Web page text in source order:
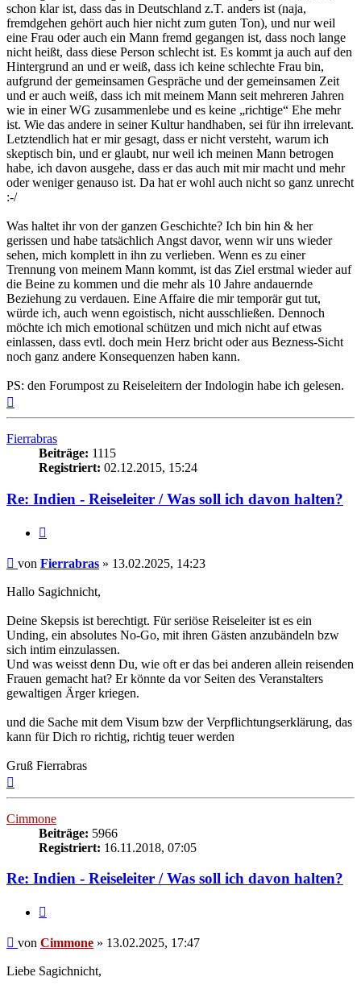
schon klar ist, dass das in Deutschland z.T. anders ist (naja,
fremdgehen gehört auch hier nicht zum guten Ton), und nur weil
eine Frau oder auch ein Mann fremd gegangen ist, dass noch lange
nicht heißt, dass diese Person schlecht ist. Es kommt ja auch auf den
Hintergrund an und er weiß, dass ich keine schlechte Frau bin,
aufgrund der gemeinsamen Gespräche und der gemeinsamen Zeit
und er auch weiß, dass ich mit meinem Mann seit mehreren Jahren
wie in einer WG zusammenlebe und es keine „richtige“ Ehe mehr
ist. Wie das andere in seiner Kultur handhaben, sei für ihn irrelevant.
Letztendlich hat er mir gesagt, dass er nicht versteht, warum ich
skeptisch bin, und er glaubt, nur weil ich meinen Mann betrogen
habe, ich davon ausgehe, dass er das auch mit mir macht und mehr
oder weniger genauso ist. Da hat er wohl auch nicht so ganz unrecht
:-/
Was haltet ihr von der ganzen Geschichte? Ich bin hin & her
gerissen und habe tatsächlich Angst davor, wenn wir uns wieder
sehen, mich komplett in ihn zu verlieben. Wenn es zu einer
Trennung von meinem Mann kommt, ist das Ziel erstmal wieder auf
die Beine zu kommen und die mehr als 10 Jahre andauernde
Beziehung zu verdauen. Eine Affaire die mir temporär gut tut,
würde ich, auch wenn egoistisch, nicht ausschließen. Dennoch
möchte ich mich emotional schützen und mich nicht auf etwas
einlassen, dass evtl. doch mein Herz bricht oder aus Bezness-Sicht
noch ganz andere Konsequenzen haben kann.
PS: den Forumpost zu Reiseleitern der Indologin habe ich gelesen.
Fierrabras
Beiträge: 1115
Registriert: 02.12.2015, 15:24
Re: Indien - Reiseleiter / Was soll ich davon halten?
Beitrag
von Fierrabras » 13.02.2025, 14:23
Hallo Sagichnicht,
Deine Skepsis ist berechtigt. Für seriöse Reiseleiter ist es ein
Unding, ein absolutes No-Go, mit ihren Gästen anzubändeln bzw
sich intim einzulassen.
Und was weisst denn Du, wie oft er das bei anderen allein reisenden
Frauen gemacht hat? Er könnte da vor Seiten des Veranstalters
gewaltigen Ärger kriegen.
und die Sache mit dem Visum bzw der Verpflichtungserklärung, das
kann für Dich ro richtig, richtig teuer werden
Gruß Fierrabras
Cimmone
Beiträge: 5966
Registriert: 16.11.2018, 07:05
Re: Indien - Reiseleiter / Was soll ich davon halten?
Beitrag
von Cimmone » 13.02.2025, 17:47
Liebe Sagichnicht,